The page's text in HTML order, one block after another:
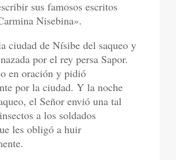
sus famosos escritos
Nisebina».
ciudad de Nísibe del saqueo y
por el rey persa Sapor.
en oración y pidió
por la ciudad. Y la noche
el Señor envió una tal
a los soldados
les obligó a huir